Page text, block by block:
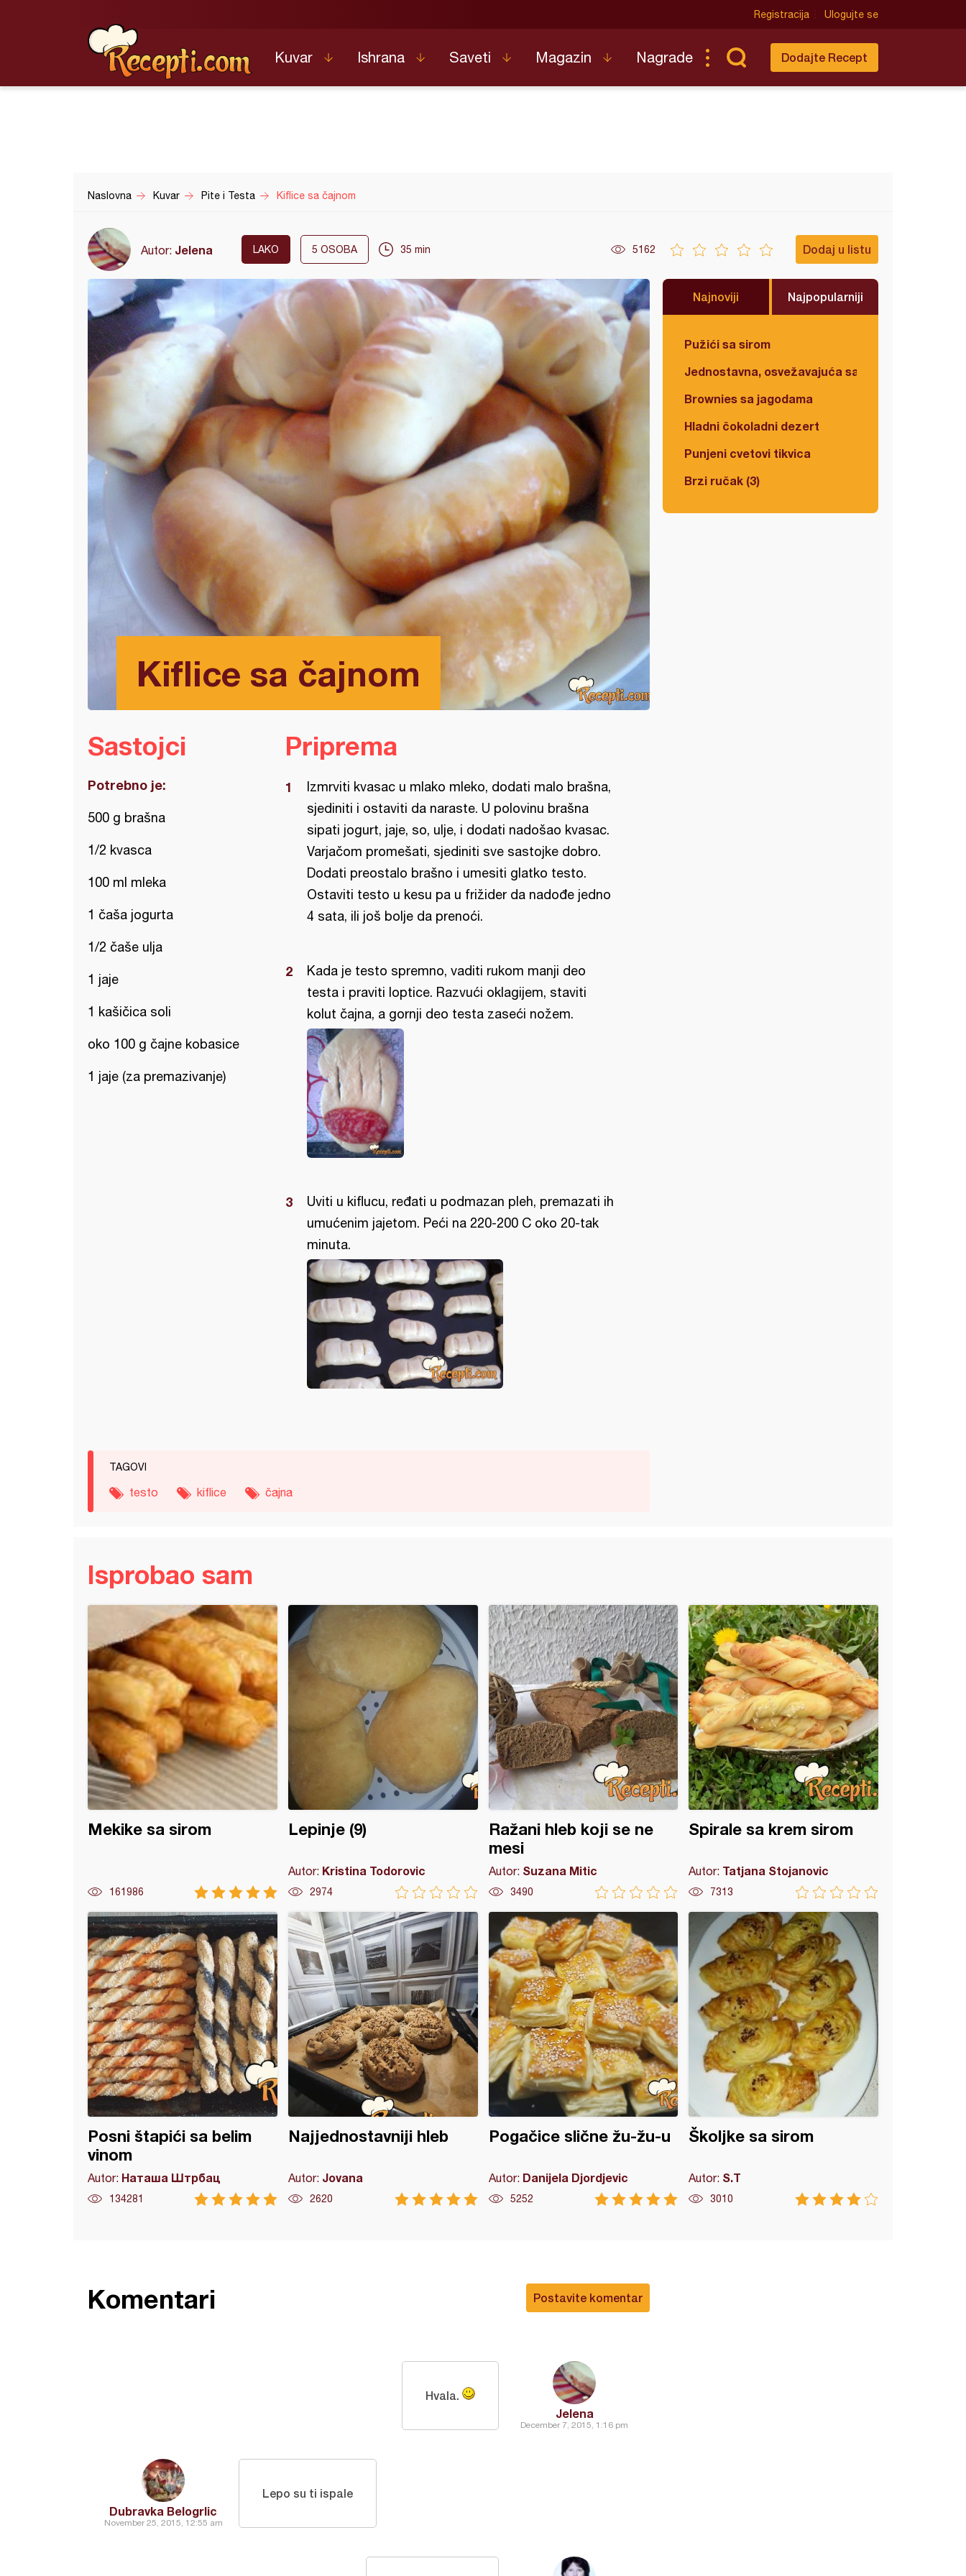
Registracija Ulogujte se
Kuvar Ishrana Saveti Magazin Nagrade Dodajte Recept
Naslovna Kuvar Pite i Testa Kiflice sa čajnom
Autor: Jelena LAKO 5 OSOBA 35 min 5162 Dodaj u listu
Kiflice sa čajnom
Najnoviji Najpopularniji
Pužići sa sirom
Jednostavna, osvežavajuća salata
Brownies sa jagodama
Hladni čokoladni dezert
Punjeni cvetovi tikvica
Brzi ručak (3)
Sastojci
Potrebno je:
500 g brašna
1/2 kvasca
100 ml mleka
1 čaša jogurta
1/2 čaše ulja
1 jaje
1 kašičica soli
oko 100 g čajne kobasice
1 jaje (za premazivanje)
Priprema
Izmrviti kvasac u mlako mleko, dodati malo brašna,
sjediniti i ostaviti da naraste. U polovinu brašna
sipati jogurt, jaje, so, ulje, i dodati nadošao kvasac.
Varjačom promešati, sjediniti sve sastojke dobro.
Dodati preostalo brašno i umesiti glatko testo.
Ostaviti testo u kesu pa u frižider da nadođe jedno
4 sata, ili još bolje da prenoći.
Kada je testo spremno, vaditi rukom manji deo
testa i praviti loptice. Razvući oklagijem, staviti
kolut čajna, a gornji deo testa zaseći nožem.
Uviti u kiflucu, ređati u podmazan pleh, premazati ih
umućenim jajetom. Peći na 220-200 C oko 20-tak
minuta.
TAGOVI
testo kiflice čajna
Isprobao sam
Mekike sa sirom
161986
Lepinje (9)
Autor: Kristina Todorovic
2974
Ražani hleb koji se ne
mesi
Autor: Suzana Mitic
3490
Spirale sa krem sirom
Autor: Tatjana Stojanovic
7313
Posni štapići sa belim
vinom
Autor: Наташа Штрбац
134281
Najjednostavniji hleb
Autor: Jovana
2620
Pogačice slične žu-žu-u
Autor: Danijela Djordjevic
5252
Školjke sa sirom
Autor: S.T
3010
Postavite komentar
Komentari
Jelena
December 7, 2015, 1:16 pm
Hvala.
Dubravka Belogrlic
November 25, 2015, 12:55 am
Lepo su ti ispale